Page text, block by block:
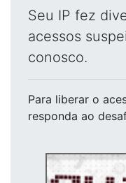
Seu IP fez
acessos
conosco.
Para liberar o
responda ao